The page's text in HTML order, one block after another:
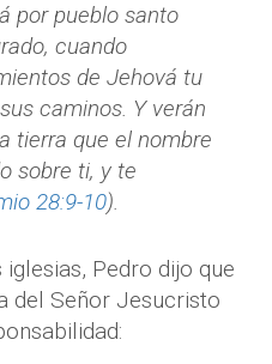
por pueblo santo
cuando
de Jehová tu
caminos. Y verán
tierra que el nombre
sobre ti, y te
28:9-10).
Pedro dijo que
del Señor Jesucristo